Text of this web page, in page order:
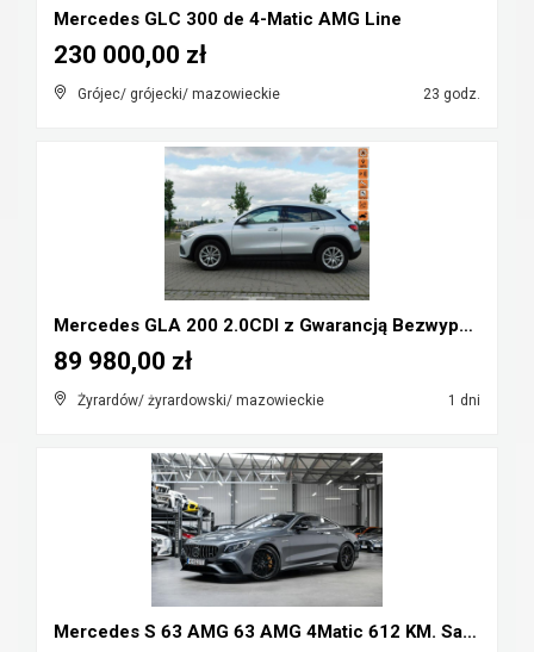
Mercedes GLC 300 de 4-Matic AMG Line
Grójec/ grójecki/ mazowieckie 23 godz.
230 000,00 zł
Mercedes GLA 200 2.0CDI z Gwarancją Bezwypadkowy
Żyrardów/ żyrardowski/ mazowieckie 1 dni
89 980,00 zł
Mercedes S 63 AMG 63 AMG 4Matic 612 KM. Salon Pols...